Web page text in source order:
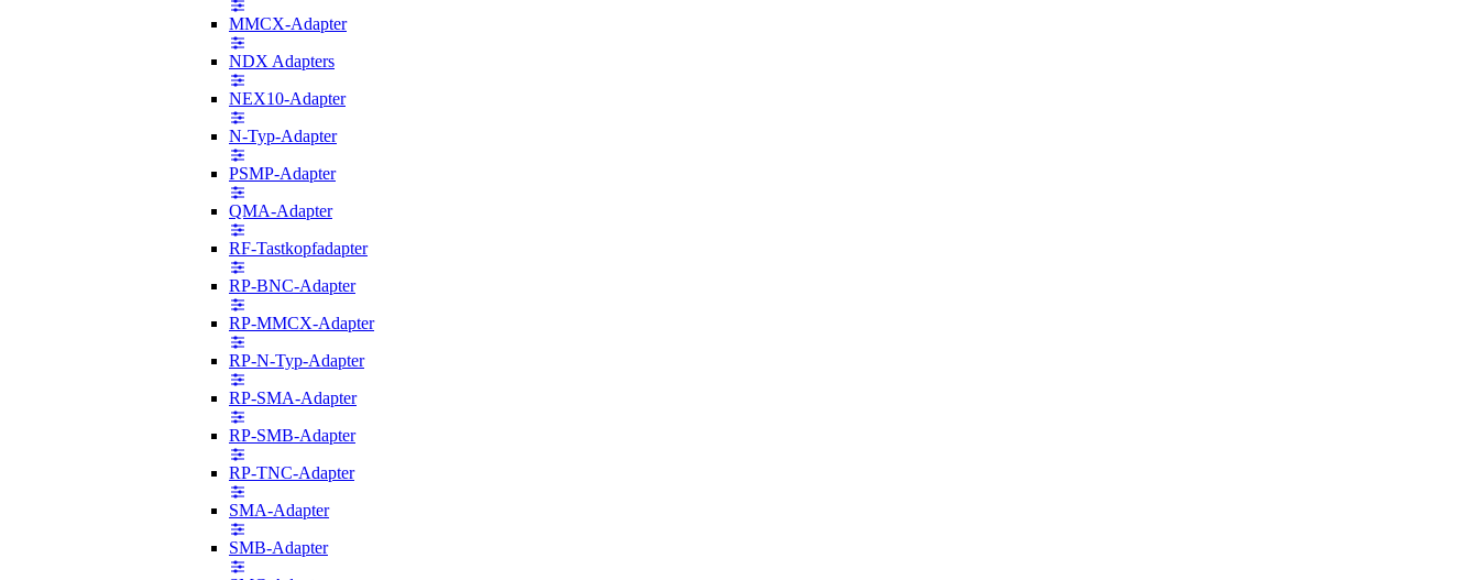
MMCX-Adapter
NDX Adapters
NEX10-Adapter
N-Typ-Adapter
PSMP-Adapter
QMA-Adapter
RF-Tastkopfadapter
RP-BNC-Adapter
RP-MMCX-Adapter
RP-N-Typ-Adapter
RP-SMA-Adapter
RP-SMB-Adapter
RP-TNC-Adapter
SMA-Adapter
SMB-Adapter